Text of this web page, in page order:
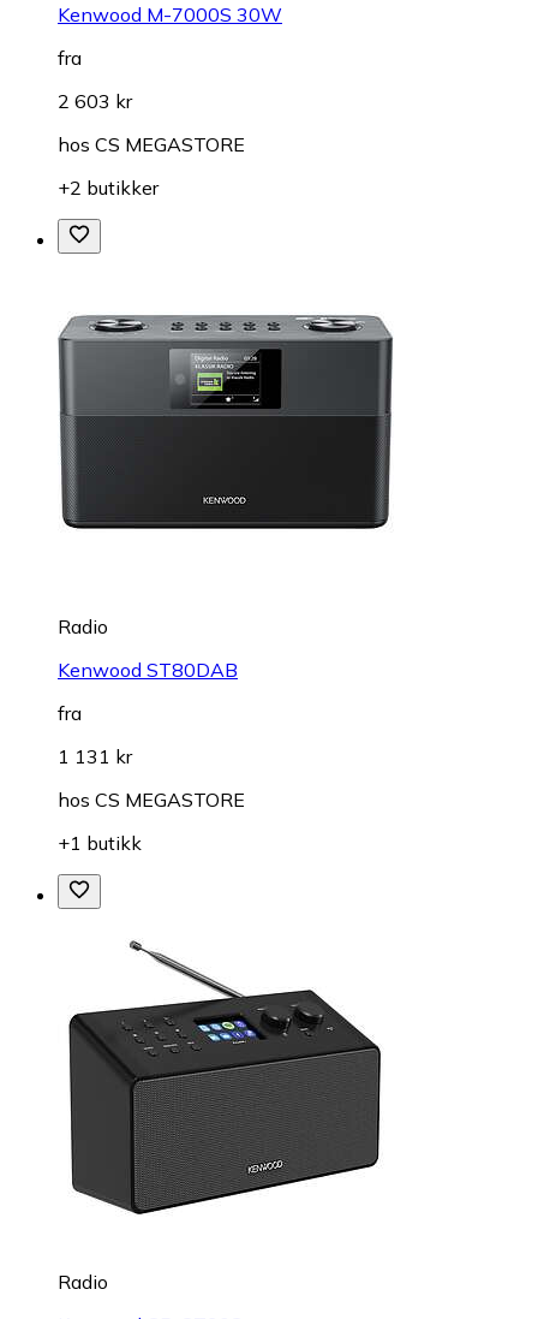
Kenwood M-7000S 30W
fra
2 603 kr
hos CS MEGASTORE
+2 butikker
Radio
Kenwood ST80DAB
fra
1 131 kr
hos CS MEGASTORE
+1 butikk
Radio